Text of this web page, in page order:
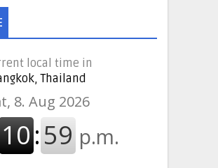
local time in
Thailand